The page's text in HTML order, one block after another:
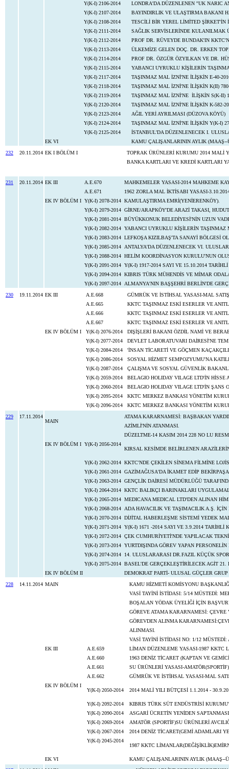
Y(K-I) 2106-2014
LONDRA'DA DÜZENLENEN ''UK NARIC
Y(K-I) 2107-2014
BAYINDIRLIK VE ULAŞTIRMA BAKANI
Y(K-I) 2108-2014
TESCİLİ BİR YEREL LİMİTED ŞİRKET'İN
Y(K-I) 2111-2014
SAĞLIK SERVİSLERİNDE KULANILMAK
Y(K-I) 2112-2014
PROF DR. RÜVEYDE BUNDAK'IN
Y(K-I) 2113-2014
ÜLKEMİZE GELEN DOÇ. DR. ERKEN
Y(K-I) 2114-2014
PROF DR. ÖZGÜR ÖZYILKAN VE DR.
Y(K-I) 2115-2014
YABANCI UYRUKLU KİŞİLERİN
Y(K-I) 2117-2014
TAŞINMAZ MAL İZNİ'NE İLİŞKİN E-40-
Y(K-I) 2118-2014
TAŞINMAZ MAL İZNİ'NE İLİŞKİN K(II)
Y(K-I) 2119-2014
TAŞINMAZ MAL İZNİ'NE İLİŞKİN S(K-II)
Y(K-I) 2120-2014
TAŞINMAZ MAL İZNİ'NE İLİŞKİN K-582-
Y(K-I) 2123-2014
AĞIL YERİ AYRILMASI (DÜZOVA KÖYÜ)
Y(K-I) 2124-2014
TAŞINMAZ MAL İZNİ'NE İLİŞKİN Y(K-I)
Y(K-I) 2125-2014
İSTANBUL'DA DÜZENLENECEK I.
EK VI
KAMU ÇALIŞANLARININ AYLIK (MAAŞ--
232
20.11.2014 EK I BÖLÜM I
TOPRAK ÜRÜNLERİ KURUMU 2014 MALİ
BANKA KARTLARI VE KREDİ KARTLARI
231 20.11.2014 EK III A.E.670
MAHKEMELER YASASI-2014 MAHKEME
A.E.671
1962 ZORLA MAL İKTİSABI YASASI-
EK IV BÖLÜM I Y(K-I) 2078-2014 KAMULAŞTIRMA EMRİ(YENİERENKÖY).
Y(K-I) 2079-2014 GİRNE/ARAPKÖY'DE ARAZİ TAKASI,
Y(K-I) 2081-2014 BÜYÜKKONUK BELEDİYESİ'NİN UZUN
Y(K-I) 2082-2014 YABANCI UYRUKLU KİŞİLERİN TAŞINMAZ
Y(K-I) 2083-2014 LEFKOŞA KIZILBAŞ'TA SANAYİ BÖLGESİ
Y(K-I) 2085-2014
ANTALYA'DA DÜZENLENECEK VI.
Y(K-I) 2088-2014 HELİM KOORDİNASYON KURULU'NUN
Y(K-I) 2091-2014 Y(K-I) 1917-2014 SAYI VE 15.10.2014
Y(K-I) 2094-2014 KIBRIS TÜRK MÜHENDİS VE MİMAR
Y(K-I) 2097-2014
ALMANYA'NIN BAŞŞEHRİ BERLİN'DE
230
19.11.2014 EK III A.E.668
GÜMRÜK VE İSTİHSAL YASASI-MAL
A.E.665
KKTC TAŞINMAZ ESKİ ESERLER VE
A.E.666
KKTC TAŞINMAZ ESKİ ESERLER VE
A.E.667
KKTC TAŞINMAZ ESKİ ESERLER VE
EK IV BÖLÜM I
Y(K-I) 2076-2014
DIŞİŞLERİ BAKANI ÖZDİL NAMİ VE
Y(K-I) 2077-2014
DEVLET LABORATUVARI DAİRESİ'NE
Y(K-I) 2084-2014
'İNSAN TİCARETİ VE GÖÇMEN
Y(K-I) 2086-2014
SOSYAL HİZMET SEMPOZYUMU'NA
Y(K-I) 2087-2014
ÇALIŞMA VE SOSYAL GÜVENLİK
Y(K-I) 2059-2014
BELAGIO HOLIDAY VILAGE LTD'İN HİSSE
Y(K-I) 2060-2014
BELAGIO HOLIDAY VILAGE LTD'İN ŞANS
Y(K-I) 2095-2014
KKTC MERKEZ BANKASI YÖNETİM
Y(K-I) 2096-2014
KKTC MERKEZ BANKASI YÖNETİM
229
17.11.2014
MAIN
ATAMA KARARNAMESİ: BAŞBAKAN
AZİMLİ'NİN ATANMASI.
DÜZELTME-14 KASIM 2014 228 NO LU
EK IV BÖLÜM I Y(K-I) 2056-2014
KIRSAL KESİMDE BELİRLENEN
Y(K-I) 2062-2014 KKTC'NDE ÇEKİLEN SİNEMA FİLMİNE
Y(K-I) 2061-2014 GAZİMAĞUSA'DA İKAMET EDİP
Y(K-I) 2063-2014 GENÇLİK DAİRESİ MÜDÜRLÜĞÜ
Y(K-I) 2064-2014 KKTC BALIKÇI BARINAKLARI
Y(K-I) 2065-2014 MEDICANA MEDICAL LTD'DEN ALINAN
Y(K-I) 2068-2014
ADA HAVACILIK VE TAŞIMACILIK A.Ş.
Y(K-I) 2070-2014 DİJİTAL HABERLEŞME SİSTEMİ YEDEK
Y(K-I) 2071-2014 Y(K-I) 1671 -2014 SAYI VE 3.9.2014
Y(K-I) 2072-2014 ÇEK CUMHURİYETİ'NDE YAPILACAK
Y(K-I) 2073-2014 YURTDIŞINDA GÖREV YAPAN
Y(K-I) 2074-2014
14. ULUSLARARASI DR.FAZIL KÜÇÜK
Y(K-I) 2075-2014 BASEL'DE GERÇEKLEŞTİRİLECEK AGİT
EK IV BÖLÜM II
DEMOKRAT PARTİ- ULUSAL GÜÇLER
228
14.11.2014 MAIN
KAMU HİZMETİ KOMİSYONU
VASİ TAYİNİ İSTİDASI: 5/14 MÜSTEDİ:
BOŞALAN YÖDAK ÜYELİĞİ İÇİN
GÖREVE ATAMA KARARNAMESİ:
GÖREVDEN ALINMA
ALINMASI.
VASİ TAYİNİ İSTİDASI NO: 1/12
EK III
A.E.659
LİMAN DÜZENLEME YASASI-1987 KKTC
A.E.660
1963 DENİZ TİCARET (KAPTAN VE
A.E.661
SU ÜRÜNLERİ YASASI-
A.E.662
GÜMRÜK VE İSTİHSAL YASASI-MAL
EK IV BÖLÜM I
Y(K-I) 2050-2014
2014 MALİ YILI BÜTÇESİ 1.1.2014 -
Y(K-I) 2092-2014
KIBRIS TÜRK SÜT ENDÜSTRİSİ
Y(K-I) 2090-2014
ASGARİ ÜCRETİN YENİDEN SAPTANMASI
Y(K-I) 2069-2014
AMATÖR (SPORTİF)SU ÜRÜNLERİ
Y(K-I) 2067-2014
2014 DENİZ TİCARET(GEMİ ADAMLARI
Y(K-I) 2045-2014
1987 KKTC
EK VI
KAMU ÇALIŞANLARININ AYLIK (MAAŞ--